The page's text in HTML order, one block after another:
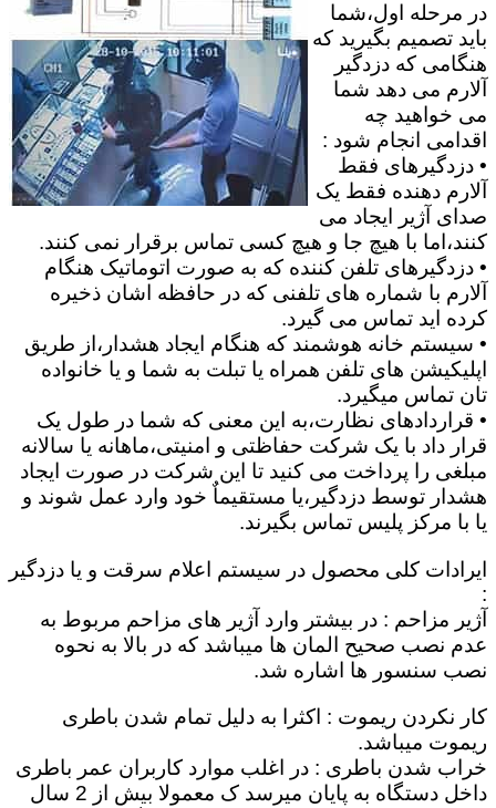
در مرحله اول،شما
باید تصمیم بگیرید که
هنگامی که دزدگیر
آلارم می دهد شما
می خواهید چه
اقدامی انجام شود :
• دزدگیرهای فقط
آلارم دهنده فقط یک
صدای آژیر ایجاد می
کنند،اما با هیچ جا و هیچ کسی تماس برقرار نمی کنند.
• دزدگیرهای تلفن کننده که به صورت اتوماتیک هنگام
آلارم با شماره های تلفنی که در حافظه اشان ذخیره
کرده اید تماس می گیرد.
• سیستم خانه هوشمند که هنگام ایجاد هشدار،از طریق
اپلیکیشن های تلفن همراه یا تبلت به شما و یا خانواده
تان تماس میگیرد.
• قراردادهای نظارت،به این معنی که شما در طول یک
قرار داد با یک شرکت حفاظتی و امنیتی،ماهانه یا سالانه
مبلغی را پرداخت می کنید تا این شرکت در صورت ایجاد
هشدار توسط دزدگیر،یا مستقیماٌ خود وارد عمل شوند و
یا با مرکز پلیس تماس بگیرند.
ایرادات کلی محصول در سیستم اعلام سرقت و یا دزدگیر
:
آژیر مزاحم : در بیشتر وارد آژیر های مزاحم مربوط به
عدم نصب صحیح المان ها میباشد که در بالا به نحوه
نصب سنسور ها اشاره شد.
کار نکردن ریموت : اکثرا به دلیل تمام شدن باطری
ریموت میباشد.
خراب شدن باطری : در اغلب موارد کاربران عمر باطری
داخل دستگاه به پایان میرسد ک معمولا بیش از 2 سال